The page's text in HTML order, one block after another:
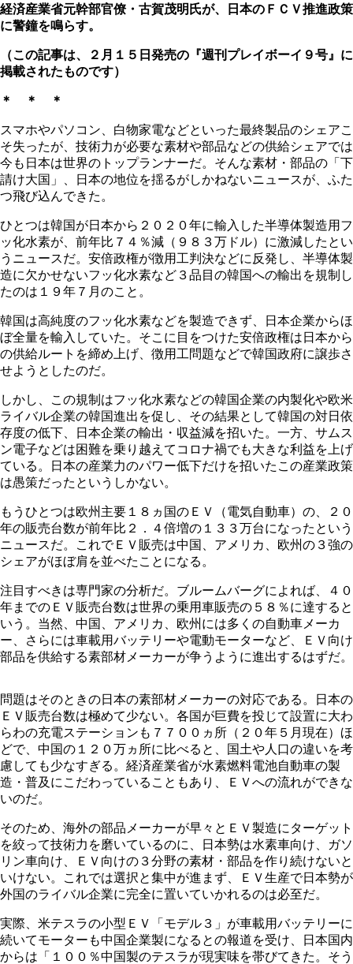
経済産業省元幹部官僚・古賀茂明氏が、日本の ＦＣＶ推進政策
に警鐘を鳴らす。
（この記事は、２月１５日発売の『週刊プレイボーイ９号』に
掲載されたものです）
＊ ＊ ＊
スマホやパソコン、白物家電などといった最終製品のシェアこ
そ失ったが、技術力が必要な素材や部品などの供給シェアでは
今も日本は世界のトップランナーだ。そんな素材・部品の「下
請け大国」、日本の地位を揺るがしかねないニュースが、ふた
つ飛び込んできた。
ひとつは韓国が日本から２０２０年に輸入した半導体製造用フ
ッ化水素が、前年比７４％減（９８３万ドル）に激減したとい
うニュースだ。安倍政権が徴用工判決などに反発し、半導体製
造に欠かせないフッ化水素など３品目の韓国への輸出を規制し
たのは１９年７月のこと。
韓国は高純度のフッ化水素などを製造できず、日本企業からほ
ぼ全量を輸入していた。そこに目をつけた安倍政権は日本から
の供給ルートを締め上げ、徴用工問題などで韓国政府に譲歩さ
せようとしたのだ。
しかし、この規制はフッ化水素などの韓国企業の内製化や欧米
ライバル企業の韓国進出を促し、その結果として韓国の対日依
存度の低下、日本企業の輸出・収益減を招いた。一方、サムス
ン電子などは困難を乗り越えてコロナ禍でも大きな利益を上げ
ている。日本の産業力のパワー低下だけを招いたこの産業政策
は愚策だったというしかない。
もうひとつは欧州主要１８ヵ国のＥＶ（電気自動車）の、２０
年の販売台数が前年比２．４倍増の１３３万台になったという
ニュースだ。これでＥＶ販売は中国、アメリカ、欧州の３強の
シェアがほぼ肩を並べたことになる。
注目すべきは専門家の分析だ。ブルームバーグによれば、４０
年までのＥＶ販売台数は世界の乗用車販売の５８％に達すると
いう。当然、中国、アメリカ、欧州には多くの自動車メーカ
ー、さらには車載用バッテリーや電動モーターなど、ＥＶ向け
部品を供給する素部材メーカーが争うように進出するはずだ。
問題はそのときの日本の素部材メーカーの対応である。日本の
ＥＶ販売台数は極めて少ない。各国が巨費を投じて設置に大わ
らわの充電ステーションも７７００ヵ所（２０年５月現在）ほ
どで、中国の１２０万ヵ所に比べると、国土や人口の違いを考
慮しても少なすぎる。経済産業省が水素燃料電池自動車の製
造・普及にこだわっていることもあり、ＥＶへの流れができな
いのだ。
そのため、海外の部品メーカーが早々とＥＶ製造にターゲット
を絞って技術力を磨いているのに、日本勢は水素車向け、ガソ
リン車向け、ＥＶ向けの３分野の素材・部品を作り続けないと
いけない。これでは選択と集中が進まず、ＥＶ生産で日本勢が
外国のライバル企業に完全に置いていかれるのは必至だ。
実際、米テスラの小型ＥＶ「モデル３」が車載用バッテリーに
続いてモーターも中国企業製になるとの報道を受け、日本国内
からは「１００％中国製のテスラが現実味を帯びてきた。そう